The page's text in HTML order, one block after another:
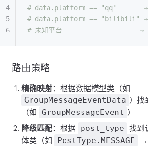
# data.platform == "qq"       →
# data.platform == "bilibili"
# 未知平台                    → 返
路由策略
精确映射：根据数据模型类（如
GroupMessageEventData ）找
（如 GroupMessageEvent ）
降级匹配：根据 post_type 找到
体类（如
PostType.MESSAGE →